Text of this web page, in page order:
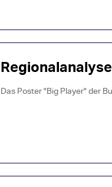
Das Poster "Big Player" der